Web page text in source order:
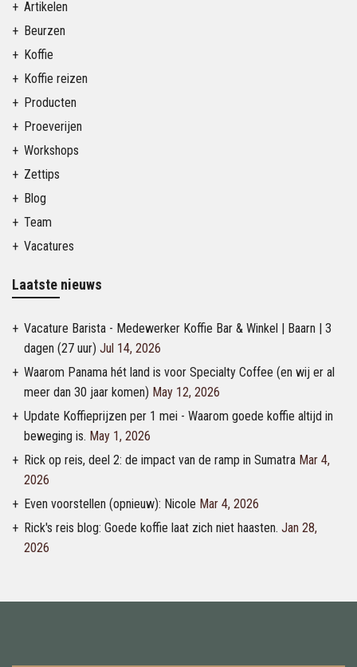
Artikelen
Beurzen
Koffie
Koffie reizen
Producten
Proeverijen
Workshops
Zettips
Blog
Team
Vacatures
Laatste nieuws
Vacature Barista - Medewerker Koffie Bar & Winkel | Baarn | 3
dagen (27 uur) Jul 14, 2026
Waarom Panama hét land is voor Specialty Coffee (en wij er al
meer dan 30 jaar komen) May 12, 2026
Update Koffieprijzen per 1 mei - Waarom goede koffie altijd in
beweging is. May 1, 2026
Rick op reis, deel 2: de impact van de ramp in Sumatra Mar 4,
2026
Even voorstellen (opnieuw): Nicole Mar 4, 2026
Rick's reis blog: Goede koffie laat zich niet haasten. Jan 28,
2026